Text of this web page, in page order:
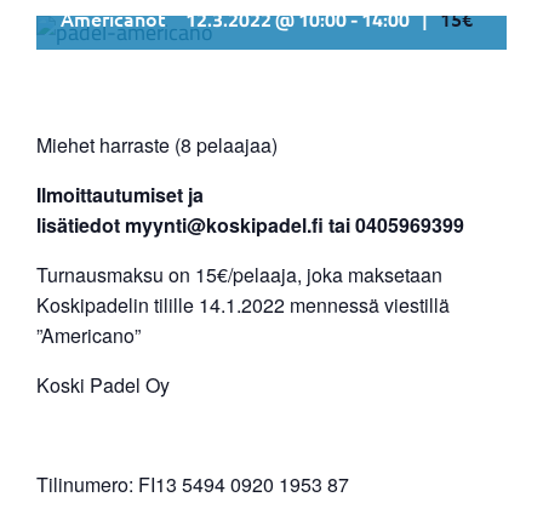
Americanot 12.3.2022 @ 10:00-14:00 | 15€
Miehet harraste (8 pelaajaa)
Ilmoittautumiset ja
lisätiedot myynti@koskipadel.fi tai 0405969399
Turnausmaksu on 15€/pelaaja, joka maksetaan
Koskipadelin tilille 14.1.2022 mennessä viestillä
”Americano”
Koski Padel Oy
Tilinumero: FI13 5494 0920 1953 87